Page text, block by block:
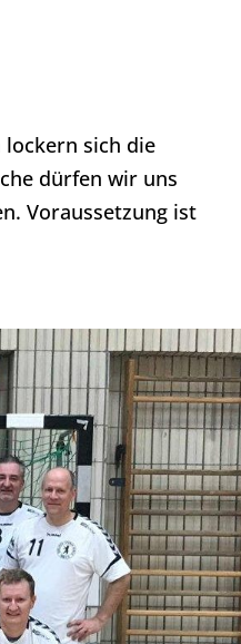
lockern sich die
dürfen wir uns
Voraussetzung ist